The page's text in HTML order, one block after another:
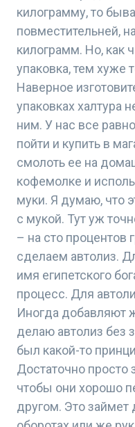
килограмму, то
повместительней,
килограмм. Но, как
упаковка, тем хуже
Наверное
упаковках халтура
ним. У нас все
пойти и купить в
смолоть ее на
кофемолке и
муки. Я думаю, что
с мукой. Тут уж
– на сто процентов
сделаем автолиз.
имя египетского
процесс. Для
Иногда добавляют
делаю автолиз без
был какой-то
Достаточно просто
чтобы они хорошо
другом. Это займет